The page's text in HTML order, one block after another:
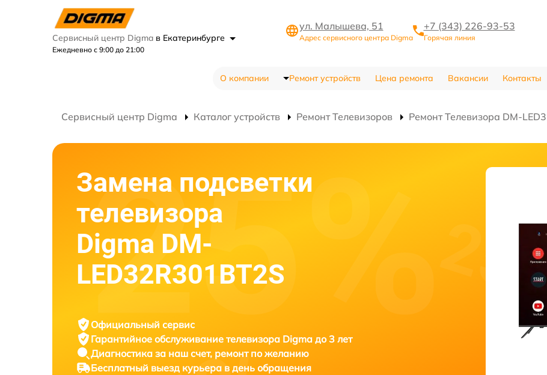
Сервисный центр Digma в Екатеринбурге
Ежедневно с 9:00 до 21:00
ул. Малышева, 51
Адрес сервисного центра Digma
+7 (343) 226-93-53
Горячая линия
О компании Ремонт устройств Цена ремонта Вакансии Контакты
Сервисный центр Digma Каталог устройств Ремонт Телевизоров Ремонт Телевизора DM-
Замена подсветки
телевизора
Digma DM-
LED32R301BT2S
Официальный сервис
Гарантийное обслуживание телевизора Digma до 3 лет
Диагностика за наш счет, ремонт по желанию
Бесплатный выезд курьера в день обращения